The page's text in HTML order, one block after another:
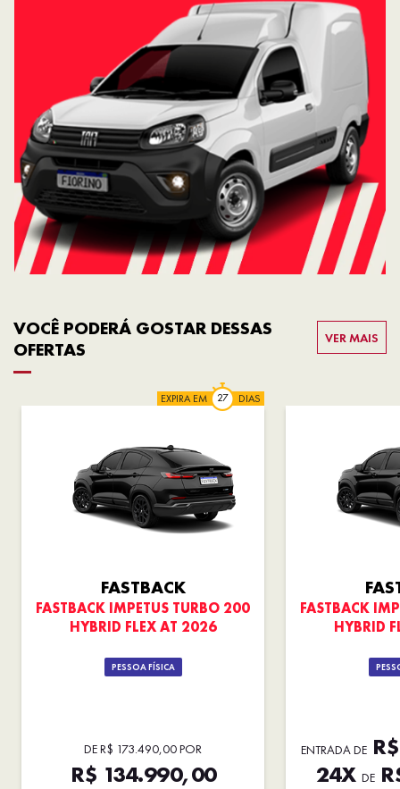
VOCÊ PODERÁ GOSTAR DESSAS
OFERTAS
VER MAIS
EXPIRA EM DIAS
FASTBACK
FASTBACK IMPETUS TURBO 200
HYBRID FLEX AT 2026
PESSOA FÍSICA
DE R$ 173.490,00 POR
R$ 134.990,00
FASTBACK
HYBRID
ENTRADA DE
24X DE